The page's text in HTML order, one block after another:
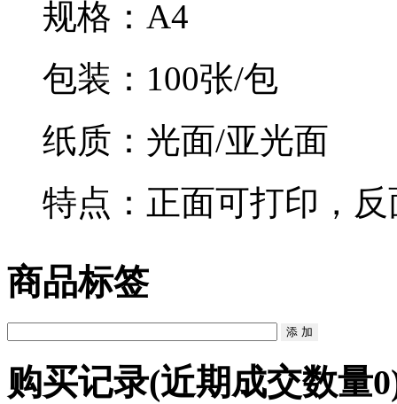
规格：A4
包装：100张/包
纸质：光面/亚光面
特点：正面可打印，
商品标签
购买记录(近期成交数量0